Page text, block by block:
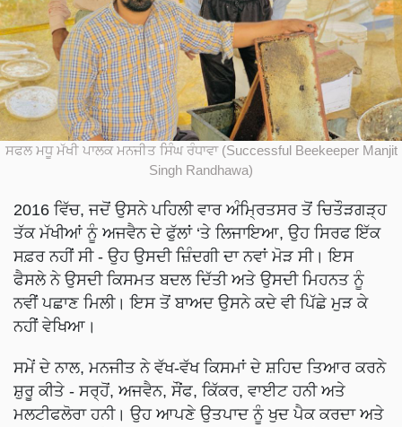
ਸਫਲ ਮਧੂ ਮੱਖੀ ਪਾਲਕ ਮਨਜੀਤ ਸਿੰਘ ਰੰਧਾਵਾ (Successful Beekeeper Manjit
Singh Randhawa)
2016 ਵਿੱਚ, ਜਦੋਂ ਉਸਨੇ ਪਹਿਲੀ ਵਾਰ ਅੰਮ੍ਰਿਤਸਰ ਤੋਂ ਚਿਤੌੜਗੜ੍ਹ
ਤੱਕ ਮੱਖੀਆਂ ਨੂੰ ਅਜਵੈਨ ਦੇ ਫੁੱਲਾਂ ‘ਤੇ ਲਿਜਾਇਆ, ਉਹ ਸਿਰਫ ਇੱਕ
ਸਫ਼ਰ ਨਹੀਂ ਸੀ - ਉਹ ਉਸਦੀ ਜ਼ਿੰਦਗੀ ਦਾ ਨਵਾਂ ਮੋੜ ਸੀ। ਇਸ
ਫੈਸਲੇ ਨੇ ਉਸਦੀ ਕਿਸਮਤ ਬਦਲ ਦਿੱਤੀ ਅਤੇ ਉਸਦੀ ਮਿਹਨਤ ਨੂੰ
ਨਵੀਂ ਪਛਾਣ ਮਿਲੀ। ਇਸ ਤੋਂ ਬਾਅਦ ਉਸਨੇ ਕਦੇ ਵੀ ਪਿੱਛੇ ਮੁੜ ਕੇ
ਨਹੀਂ ਵੇਖਿਆ।
ਸਮੇਂ ਦੇ ਨਾਲ, ਮਨਜੀਤ ਨੇ ਵੱਖ-ਵੱਖ ਕਿਸਮਾਂ ਦੇ ਸ਼ਹਿਦ ਤਿਆਰ ਕਰਨੇ
ਸ਼ੁਰੂ ਕੀਤੇ - ਸਰ੍ਹੋਂ, ਅਜਵੈਨ, ਸੌਂਫ, ਕਿੱਕਰ, ਵਾਈਟ ਹਨੀ ਅਤੇ
ਮਲਟੀਫਲੋਰਾ ਹਨੀ। ਉਹ ਆਪਣੇ ਉਤਪਾਦ ਨੂੰ ਖੁਦ ਪੈਕ ਕਰਦਾ ਅਤੇ